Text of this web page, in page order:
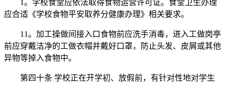
1。学校食堂应依法取得食物运营许可证。食堂卫生办理
应合适《学校食物平安取养分健康办理》相关要求。
11。加工操做间接入口食物前应洗手消毒，进入工做岗亭
前应穿戴洁净的工做衣帽并戴好口罩，防止头发、皮屑或其他
异物等掉入食物中。
第四十条 学校正在开学初、放假前，有针对性地对学生